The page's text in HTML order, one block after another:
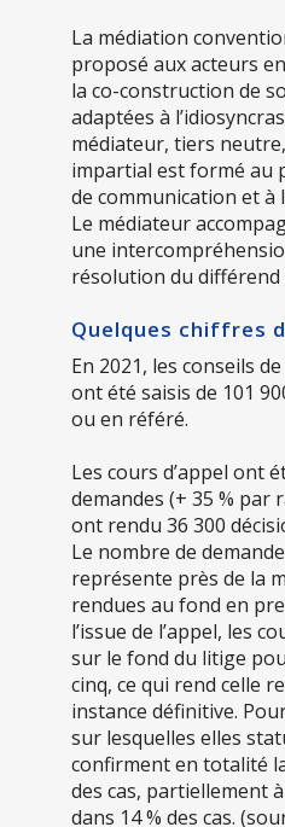
La médiation
proposé aux acteurs
la co-construction de
adaptées à
médiateur, tiers
impartial est formé au
de communication et à
Le médiateur
une
résolution du différend
Quelques chiffres
En 2021, les conseils
ont été saisis de 101
ou en référé.
Les cours d’appel ont
demandes (+ 35 % par
ont rendu 36 300
Le nombre de
représente près de la
rendues au fond en
l’issue de l’appel, les
sur le fond du litige
cinq, ce qui rend celle
instance définitive.
sur lesquelles elles
confirment en totalité
des cas, partiellement
dans 14 % des cas.